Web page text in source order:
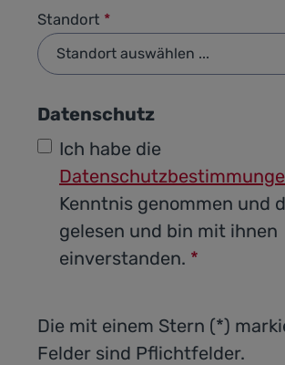
Standort *
Datenschutz
Ich habe die
Kenntnis genommen und
gelesen und bin mit ihnen
einverstanden. *
Die mit einem Stern (*)
Felder sind Pflichtfelder.